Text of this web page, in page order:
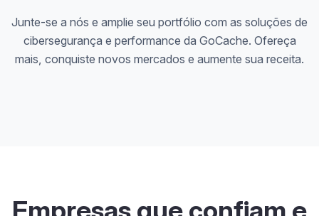
Junte-se a nós e amplie seu portfólio com as soluções de
cibersegurança e performance da GoCache. Ofereça
mais, conquiste novos mercados e aumente sua receita.